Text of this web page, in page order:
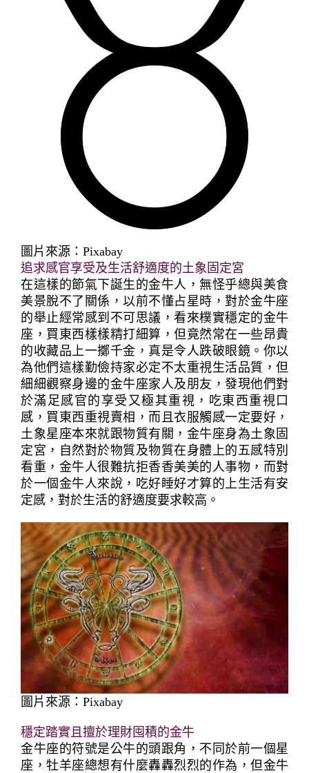
圖片來源：Pixabay
追求感官享受及生活舒適度的土象固定宮
在這樣的節氣下誕生的金牛人，無怪乎總與美食
美景脫不了關係，以前不懂占星時，對於金牛座
的舉止經常感到不可思議，看來樸實穩定的金牛
座，買東西樣樣精打細算，但竟然常在一些昂貴
的收藏品上一擲千金，真是令人跌破眼鏡。你以
為他們這樣勤儉持家必定不太重視生活品質，但
細細觀察身邊的金牛座家人及朋友，發現他們對
於滿足感官的享受又極其重視，吃東西重視口
感，買東西重視賣相，而且衣服觸感一定要好，
土象星座本來就跟物質有關，金牛座身為土象固
定宮，自然對於物質及物質在身體上的五感特別
看重，金牛人很難抗拒香香美美的人事物，而對
於一個金牛人來說，吃好睡好才算的上生活有安
定感，對於生活的舒適度要求較高。
圖片來源：Pixabay
穩定踏實且擅於理財囤積的金牛
金牛座的符號是公牛的頭跟角，不同於前一個星
座，牡羊座總想有什麼轟轟烈烈的作為，但金牛